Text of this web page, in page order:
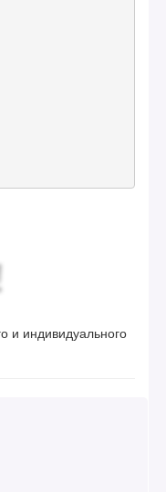
и индивидуального